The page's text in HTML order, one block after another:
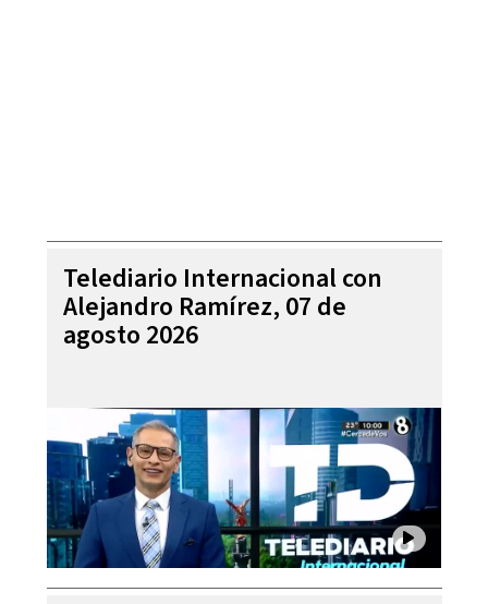
Telediario Internacional con
Alejandro Ramírez, 07 de
agosto 2026